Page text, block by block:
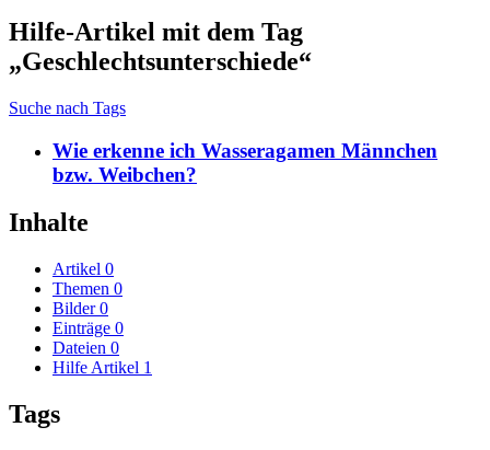
Hilfe-Artikel mit dem Tag
„Geschlechtsunterschiede“
Suche nach Tags
Wie erkenne ich Wasseragamen Männchen
bzw. Weibchen?
Inhalte
Artikel 0
Themen 0
Bilder 0
Einträge 0
Dateien 0
Hilfe Artikel 1
Tags